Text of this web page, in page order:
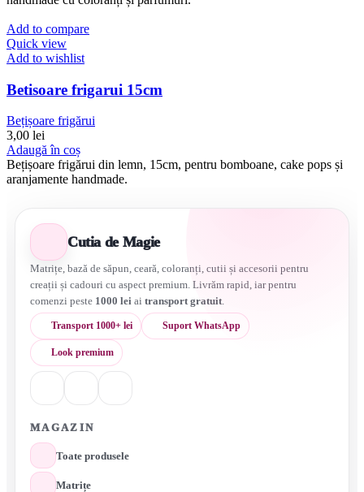
Add to compare
Quick view
Add to wishlist
Betisoare frigarui 15cm
Bețișoare frigărui
3,00 lei
Adaugă în coș
Bețișoare frigărui din lemn, 15cm, pentru bomboane, cake pops și
aranjamente handmade.
Cutia de Magie
Matrițe, bază de săpun, ceară, coloranți, cutii și accesorii pentru
creații și cadouri cu aspect premium. Livrăm rapid, iar pentru
comenzi peste 1000 leiai transport gratuit.
Transport 1000+ lei Suport WhatsApp
Look premium
MAGAZIN
Toate produsele
Matrițe